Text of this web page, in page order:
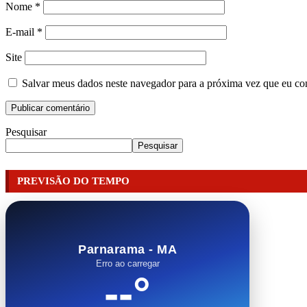
Nome *
E-mail *
Site
Salvar meus dados neste navegador para a próxima vez que eu
Pesquisar
Pesquisar
PREVISÃO DO TEMPO
Parnarama - MA
Erro ao carregar
--°